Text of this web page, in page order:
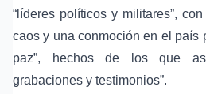
“líderes políticos y militares”,
caos y una conmoción en el país
paz”, hechos de los que
grabaciones y testimonios”.